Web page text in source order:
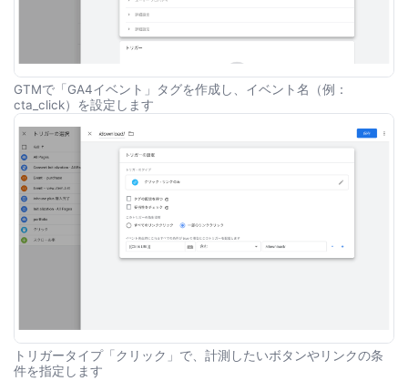
GTMで「GA4イベント」タグを作成し、イベント名（例：
cta_click）を設定します
トリガータイプ「クリック」で、計測したいボタンやリンクの条
件を指定します